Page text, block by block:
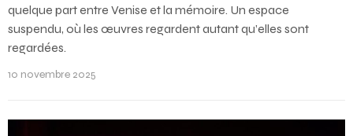
quelque part entre Venise et la mémoire. Un espace
suspendu, où les œuvres regardent autant qu’elles sont
regardées.
10 novembre 2025